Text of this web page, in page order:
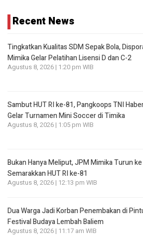
Recent News
Tingkatkan Kualitas SDM Sepak Bola,
Mimika Gelar Pelatihan Lisensi D dan C-2
Agustus 8, 2026 | 1:20 pm WIB
Sambut HUT RI ke-81, Pangkoops TNI
Gelar Turnamen Mini Soccer di Timika
Agustus 8, 2026 | 1:05 pm WIB
Bukan Hanya Meliput, JPM Mimika Turun
Semarakkan HUT RI ke-81
Agustus 8, 2026 | 12:13 pm WIB
Dua Warga Jadi Korban Penembakan di
Festival Budaya Lembah Baliem
Agustus 8, 2026 | 11:17 am WIB